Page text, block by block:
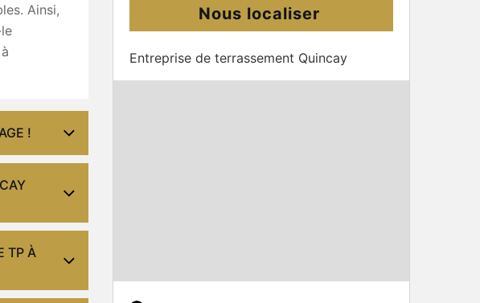
Ainsi,
!
TP À
Nous localiser
Entreprise de terrassement Quincay